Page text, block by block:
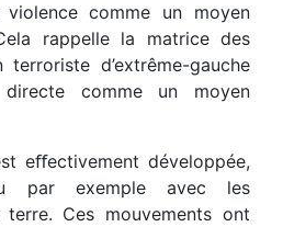
comme un moyen
rappelle la matrice des
terroriste d’extrême-gauche
directe comme un moyen
eﬀectivement développée,
par exemple avec les
Ces mouvements ont